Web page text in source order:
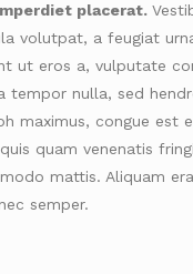
placerat.
volutpat, a feugiat
ut eros a, vulputate
tempor nulla, sed
maximus, congue est
quam venenatis
mattis. Aliquam
semper.